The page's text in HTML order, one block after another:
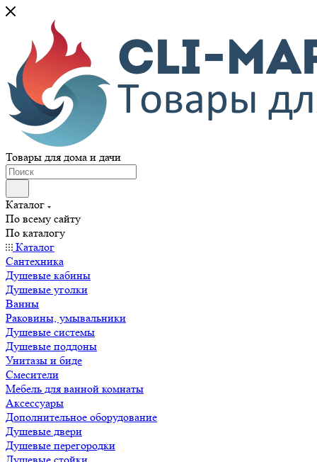
Товары для дома и дачи
Каталог
По всему сайту
По каталогу
Каталог
Сантехника
Душевые кабины
Душевые уголки
Ванны
Раковины, умывальники
Душевые системы
Душевые поддоны
Унитазы и биде
Смесители
Мебель для ванной комнаты
Аксессуары
Дополнительное оборудование
Душевые двери
Душевые перегородки